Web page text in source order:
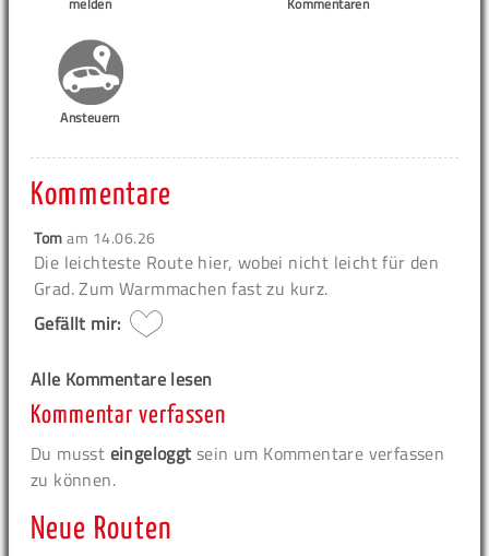
melden Kommentaren
Ansteuern
Kommentare
Tomam 14.06.26
Die leichteste Route hier, wobei nicht leicht für den
Grad. Zum Warmmachen fast zu kurz.
Gefällt mir:
Alle Kommentare lesen
Kommentar verfassen
Du musst eingeloggt sein um Kommentare verfassen
zu können.
Neue Routen